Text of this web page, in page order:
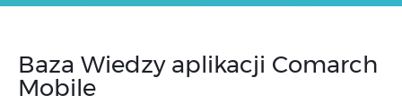
Baza Wiedzy aplikacji Comarch
Mobile